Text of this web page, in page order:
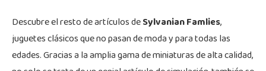
Descubre el resto de artículos deSylvanian Famlies,
juguetes clásicos que no pasan de moda y para todas las
edades. Gracias a la amplia gama de miniaturas de alta calidad,